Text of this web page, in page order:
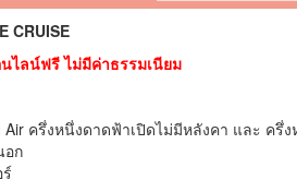
CRUISE
ไลน์ฟรี ไม่มีค่าธรรมเนียม
Air ครึ่งหนึ่งดาดฟ้าเปิดไม่มีหลังคา และ ครึ่
อก